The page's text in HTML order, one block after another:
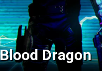
Dragon